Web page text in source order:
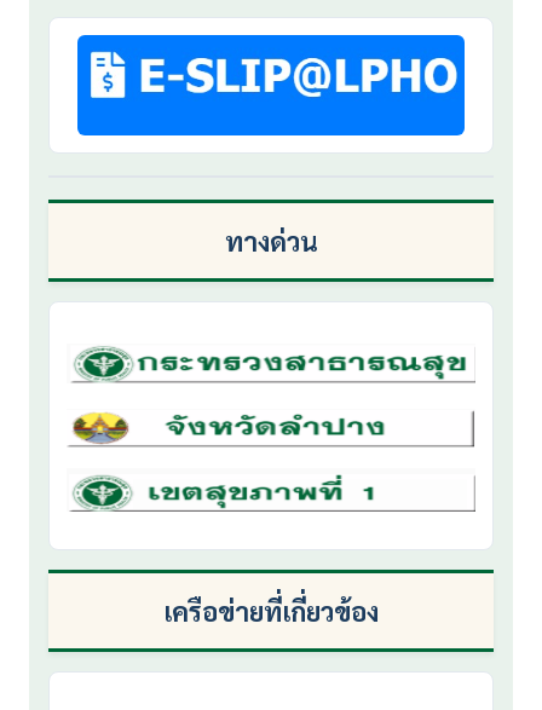
ทางด่วน
เครือข่ายที่เกี่ยวข้อง